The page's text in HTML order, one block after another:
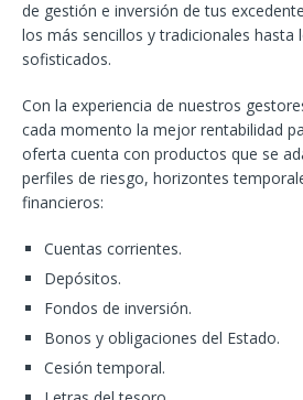
de gestión e inversión de tus
los más sencillos y tradicionales hasta
sofisticados.
Con la experiencia de nuestros
cada momento la mejor rentabilidad
oferta cuenta con productos que se
perfiles de riesgo, horizontes
financieros:
Cuentas corrientes.
Depósitos.
Fondos de inversión.
Bonos y obligaciones del Estado.
Cesión temporal.